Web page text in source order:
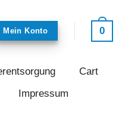
Mein Konto 0
Cart
Impressum